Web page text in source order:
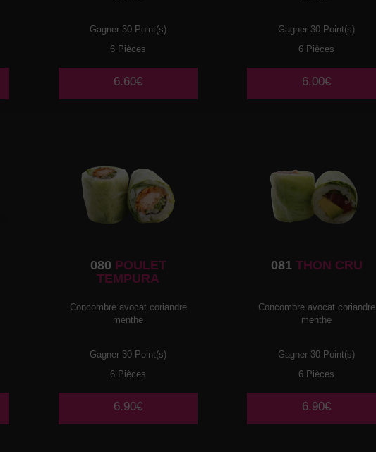
Gagner 30 Point(s)
6 Pièces
6.60€
Gagner 30 Point(s)
6 Pièces
6.00€
080 POULET
TEMPURA
Concombre avocat coriandre
menthe
Gagner 30 Point(s)
6 Pièces
6.90€
081THON CRU
Concombre avocat coriandre
menthe
Gagner 30 Point(s)
6 Pièces
6.90€